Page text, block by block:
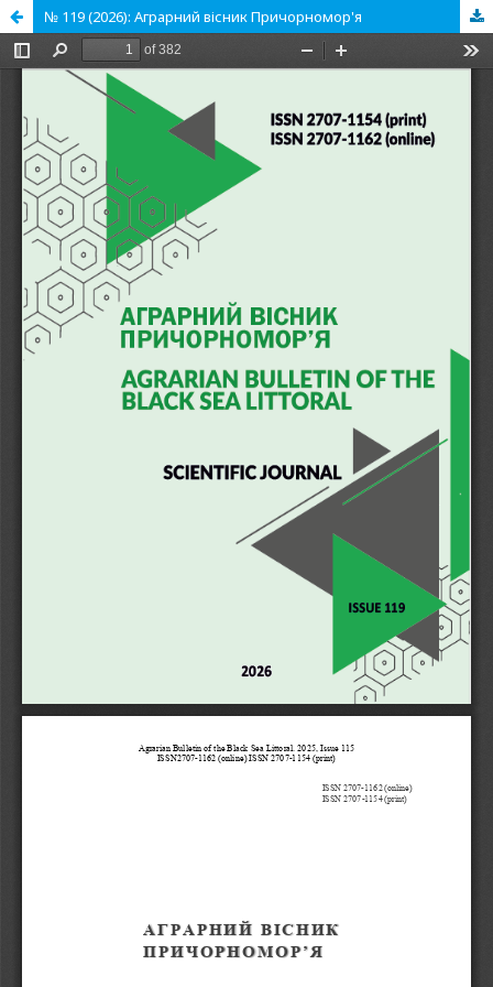
№ 119 (2026): Аграрний вісник Причорномор'я